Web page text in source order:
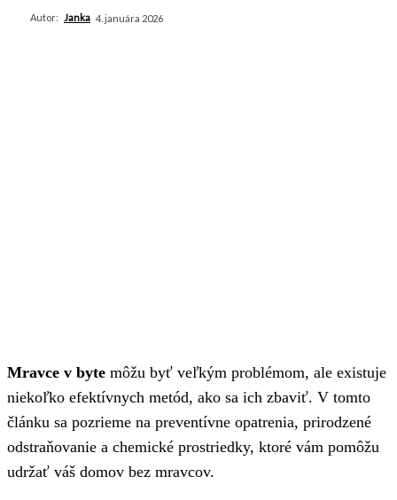
Autor: Janka 4. januára 2026
Mravce v byte môžu byť veľkým problémom, ale existuje
niekoľko efektívnych metód, ako sa ich zbaviť. V tomto
článku sa pozrieme na preventívne opatrenia, prirodzené
odstraňovanie a chemické prostriedky, ktoré vám pomôžu
udržať váš domov bez mravcov.